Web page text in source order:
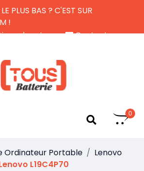
PLUS BAS ? C'EST SUR
!
de retour
Contactez-nous
0
Ordinateur Portable
Lenovo
L19C4P70